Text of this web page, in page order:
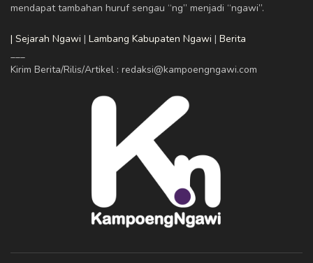
mendapat tambahan huruf sengau “ng” menjadi “ngawi”.
| Sejarah Ngawi | Lambang Kabupaten Ngawi | Berita
Kirim Berita/Rilis/Artikel : redaksi@kampoengngawi.com